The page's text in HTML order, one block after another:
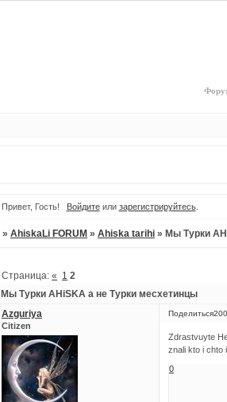
Привет, Гость! Войдитеили зарегистрируйтесь.
»AhiskaLi FORUM »Ahiska tarihi »Мы Турки
Мы Турки AHiSKA а не Турки месхетинцы
Страница:« 1 2
Поделиться
Azguriya
Citizen
Zdrastvuyte
znali kto i chto
0